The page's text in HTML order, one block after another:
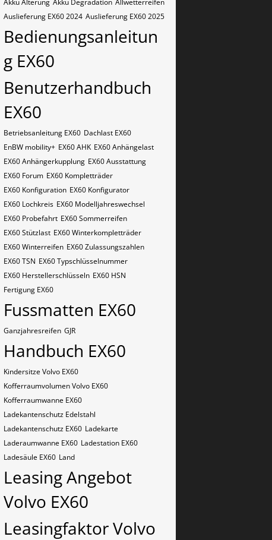
Akku Alterung Akku Degradation Allwetterreifen
Auslieferung EX60 2024 Auslieferung EX60 2025
Bedienungsanleitun
g EX60
Benutzerhandbuch
EX60
Betriebsanleitung EX60 Dachlast EX60
EnBW mobility+ EX60 AHK EX60 Anhängelast
EX60 Anhängerkupplung EX60 Ausstattung
EX60 Forum EX60 Kompletträder
EX60 Konfiguration EX60 Konfigurator
EX60 Lochkreis EX60 Modelljahreswechsel
EX60 Probefahrt EX60 Sommerreifen
EX60 Stützlast EX60 Winterkompletträder
EX60 Winterreifen EX60 Zulassungszahlen
EX60​​​​ TSN EX60​​​​ Typschlüsselnummer
EX60​​​​​ Herstellerschlüsseln EX60​​​​​ HSN
Fertigung EX60
Fussmatten EX60
Ganzjahresreifen GJR
Handbuch EX60
Kindersitze Volvo EX60
Kofferraumvolumen Volvo EX60
Kofferraumwanne EX60
Ladekantenschutz Edelstahl
Ladekantenschutz EX60 Ladekarte
Laderaumwanne EX60 Ladestation EX60
Ladesäule EX60 Land
Leasing Angebot
Volvo EX60
Leasingfaktor Volvo